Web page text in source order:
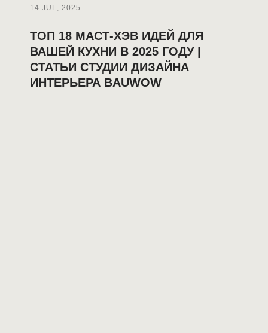
14 JUL, 2025
ТОП 18 МАСТ-ХЭВ ИДЕЙ ДЛЯ
ВАШЕЙ КУХНИ В 2025 ГОДУ |
СТАТЬИ СТУДИИ ДИЗАЙНА
ИНТЕРЬЕРА BAUWOW